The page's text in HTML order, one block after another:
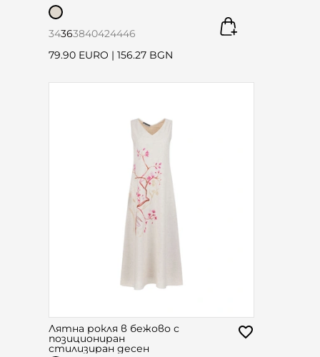
34363840424446
79.90 EURO | 156.27 BGN
Лятна рокля в бежово с
позициониран
стилизиран десен